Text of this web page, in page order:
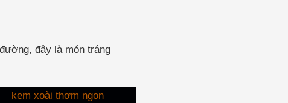
đây là món tráng